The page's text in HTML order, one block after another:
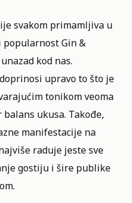
svakom primamljiva u
Gin &
kod nas.
upravo to što je
tonikom veoma
ukusa. Takođe,
manifestacije na
raduje jeste sve
gostiju i šire publike